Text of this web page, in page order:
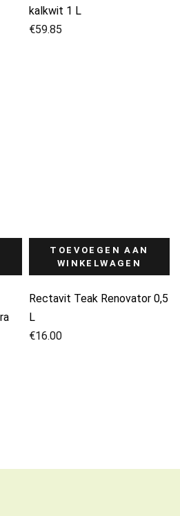
kalkwit 1 L
€59.85
TOEVOEGEN AAN
WINKELWAGEN
Rectavit Teak Renovator 0,5
L
€16.00